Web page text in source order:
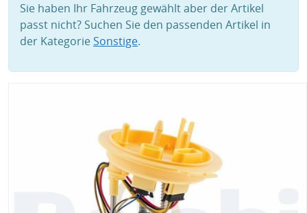
Sie haben Ihr Fahrzeug gewählt aber der Artikel
passt nicht? Suchen Sie den passenden Artikel in
der Kategorie Sonstige.